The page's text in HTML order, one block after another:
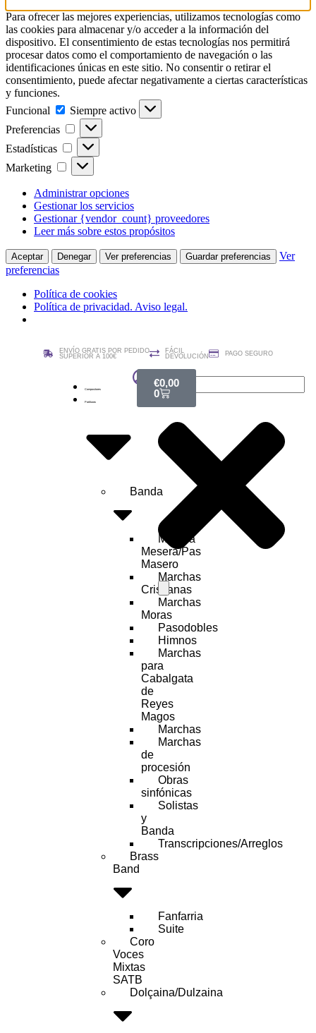
Para ofrecer las mejores experiencias, utilizamos tecnologías como
las cookies para almacenar y/o acceder a la información del
dispositivo. El consentimiento de estas tecnologías nos permitirá
procesar datos como el comportamiento de navegación o las
identificaciones únicas en este sitio. No consentir o retirar el
consentimiento, puede afectar negativamente a ciertas características
y funciones.
Funcional
Siempre activo
Preferencias
Estadísticas
Marketing
Administrar opciones
Gestionar los servicios
Gestionar {vendor_count} proveedores
Leer más sobre estos propósitos
Aceptar Denegar Ver preferencias Guardar preferencias
Ver
preferencias
Política de cookies
Política de privacidad. Aviso legal.
ENVÍO GRATIS POR PEDIDO
SUPERIOR A 100€
FÁCIL
DEVOLUCIÓN
PAGO SEGURO
Compositores
Partituras
Banda
Marcha
Mesera/Pas
Masero
Marchas
Cristianas
Marchas
Moras
Pasodobles
Himnos
Marchas
para
Cabalgata
de
Reyes
Magos
Marchas
Marchas
de
procesión
Obras
sinfónicas
Solistas
y
Banda
Transcripciones/Arreglos
Brass
Band
Fanfarria
Suite
Coro
Voces
Mixtas
SATB
Dolçaina/Dulzaina
€0,00
0